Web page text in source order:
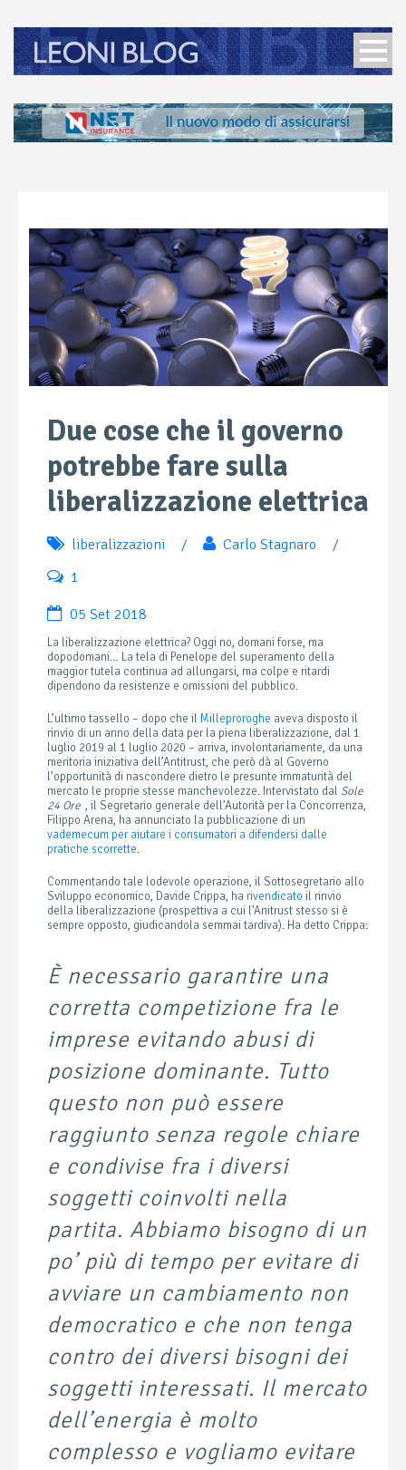
Due cose che il governo
potrebbe fare sulla
liberalizzazione elettrica
liberalizzazioni / Carlo Stagnaro
/
1
05 Set 2018
La liberalizzazione elettrica? Oggi no, domani forse, ma
dopodomani… La tela di Penelope del superamento della
maggior tutela continua ad allungarsi, ma colpe e ritardi
dipendono da resistenze e omissioni del pubblico.
L’ultimo tassello – dopo che il Milleproroghe aveva disposto il
rinvio di un anno della data per la piena liberalizzazione, dal 1
luglio 2019 al 1 luglio 2020 – arriva, involontariamente, da una
meritoria iniziativa dell’Antitrust, che però dà al Governo
l’opportunità di nascondere dietro le presunte immaturità del
mercato le proprie stesse manchevolezze. Intervistato dal Sole
24 Ore , il Segretario generale dell’Autorità per la Concorrenza,
Filippo Arena, ha annunciato la pubblicazione di un
vademecum per aiutare i consumatori a difendersi dalle
pratiche scorrette.
Commentando tale lodevole operazione, il Sottosegretario allo
Sviluppo economico, Davide Crippa, harivendicato il rinvio
della liberalizzazione (prospettiva a cui l’Anitrust stesso si è
sempre opposto, giudicandola semmai tardiva). Ha detto Crippa:
È necessario garantire una
corretta competizione fra le
imprese evitando abusi di
posizione dominante. Tutto
questo non può essere
raggiunto senza regole chiare
e condivise fra i diversi
soggetti coinvolti nella
partita. Abbiamo bisogno di un
po’ più di tempo per evitare di
avviare un cambiamento non
democratico e che non tenga
contro dei diversi bisogni dei
soggetti interessati. Il mercato
dell’energia è molto
complesso e vogliamo evitare